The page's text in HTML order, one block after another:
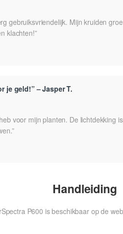
gebruiksvriendelijk. Mijn kruiden
klachten!”
je geld!” – Jasper T.
voor mijn planten. De lichtdekking
Handleiding
P600 is beschikbaar op de